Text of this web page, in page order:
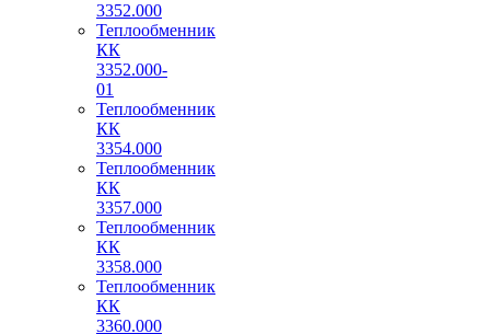
3352.000
Теплообменник
КК
3352.000-
01
Теплообменник
КК
3354.000
Теплообменник
КК
3357.000
Теплообменник
КК
3358.000
Теплообменник
КК
3360.000